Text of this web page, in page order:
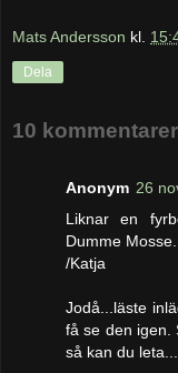
Mats Andersson kl.
Dela
10
Anonym 26
Liknar en
Dumme
/Katja
Jodå...läste
få se den igen.
så kan du leta...